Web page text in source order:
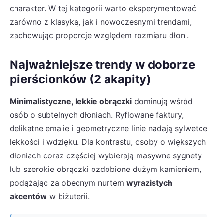
charakter. W tej kategorii warto eksperymentować
zarówno z klasyką, jak i nowoczesnymi trendami,
zachowując proporcje względem rozmiaru dłoni.
Najważniejsze trendy w doborze
pierścionków (2 akapity)
Minimalistyczne, lekkie obrączki dominują wśród
osób o subtelnych dłoniach. Ryflowane faktury,
delikatne emalie i geometryczne linie nadają sylwetce
lekkości i wdzięku. Dla kontrastu, osoby o większych
dłoniach coraz częściej wybierają masywne sygnety
lub szerokie obrączki ozdobione dużym kamieniem,
podążając za obecnym nurtem wyrazistych
akcentów w biżuterii.